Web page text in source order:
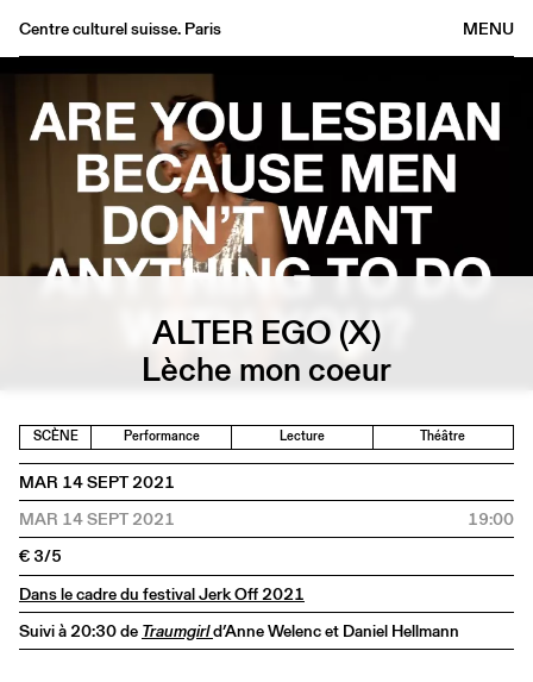
MENU
Centre culturel suisse. Paris
Agenda
Librairie
Archives
Éditions
ALTER EGO (X)
Lèche mon coeur
SCÈNE Performance Lecture Théâtre
MAR 14 SEPT 2021
MAR 14 SEPT 2021
19:00
€ 3/5
Dans le cadre du festival Jerk Off 2021
Suivi à 20:30 de Traumgirld’Anne Welenc et Daniel Hellmann